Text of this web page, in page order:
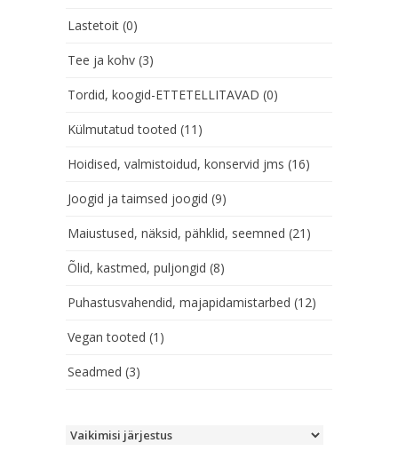
Lastetoit (0)
Tee ja kohv (3)
Tordid, koogid-ETTETELLITAVAD (0)
Külmutatud tooted (11)
Hoidised, valmistoidud, konservid jms (16)
Joogid ja taimsed joogid (9)
Maiustused, näksid, pähklid, seemned (21)
Õlid, kastmed, puljongid (8)
Puhastusvahendid, majapidamistarbed (12)
Vegan tooted (1)
Seadmed (3)